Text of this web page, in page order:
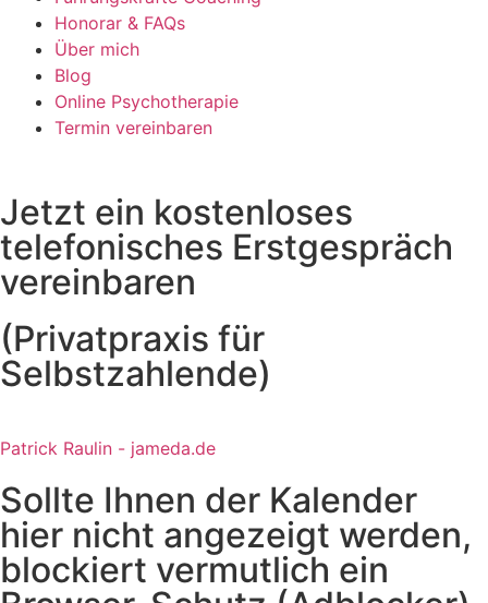
Honorar & FAQs
Über mich
Blog
Online Psychotherapie
Termin vereinbaren
Jetzt ein kostenloses
telefonisches Erstgespräch
vereinbaren
(Privatpraxis für
Selbstzahlende)
Patrick Raulin - jameda.de
Sollte Ihnen der Kalender
hier nicht angezeigt werden,
blockiert vermutlich ein